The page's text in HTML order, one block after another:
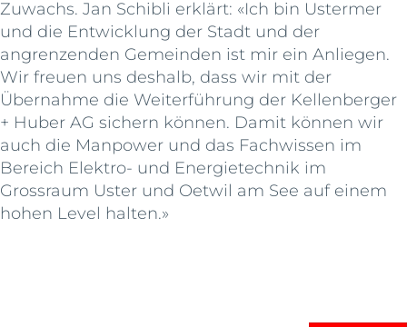
Zuwachs. Jan Schibli erklärt: «Ich bin Ustermer
und die Entwicklung der Stadt und der
angrenzenden Gemeinden ist mir ein Anliegen.
Wir freuen uns deshalb, dass wir mit der
Übernahme die Weiterführung der Kellenberger
+ Huber AG sichern können. Damit können wir
auch die Manpower und das Fachwissen im
Bereich Elektro- und Energietechnik im
Grossraum Uster und Oetwil am See auf einem
hohen Level halten.»